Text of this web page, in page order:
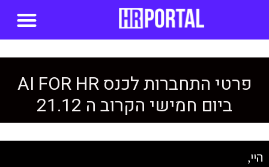
פרטי התחברות לכנס AI FOR HR
ביום חמישי הקרוב ה 21.12
היי,